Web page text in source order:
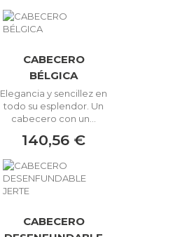
CABECERO
BÉLGICA
Elegancia y sencillez en
todo su esplendor. Un
cabecero con un...
140,56 €
CABECERO